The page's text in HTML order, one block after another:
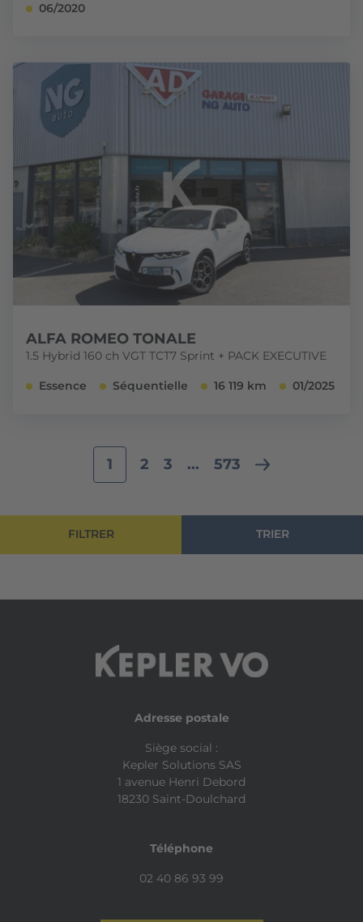
FILTRER TRIER
06/2020
ALFA ROMEO TONALE
1.5 Hybrid 160 ch VGT TCT7 Sprint + PACK EXECUTIVE
Essence Séquentielle 16 119 km 01/2025
1 2 3 ... 573
Adresse postale
Siège social :
Kepler Solutions SAS
1 avenue Henri Debord
18230 Saint-Doulchard
Téléphone
02 40 86 93 99